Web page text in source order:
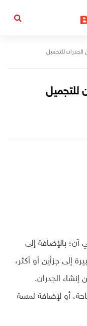
الجدران للتجميل
للتجميل
بالإضافة إلى
إلى جزأين أو أكثر،
الجدران.
أو لإضافة لمسة